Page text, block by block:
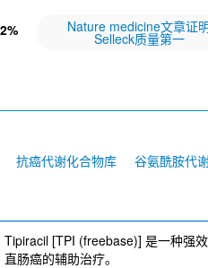
Nature medicine文章证
Selleck质量第一
抗癌代谢化合物库 谷氨酰胺代
Tipiracil [TPI (freebase)] 是一种强
直肠癌的辅助治疗。